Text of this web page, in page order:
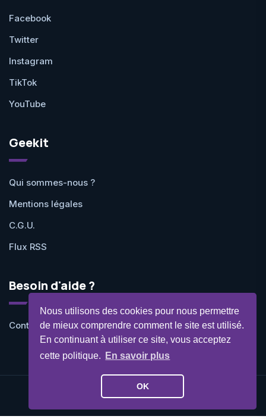
Nous utilisons des cookies pour nous permettre
de mieux comprendre comment le site est utilisé.
En continuant à utiliser ce site, vous acceptez
cette politique.
En savoir plus
OK
Facebook
Twitter
Instagram
TikTok
YouTube
Geekit
Qui sommes-nous ?
Mentions légales
C.G.U.
Flux RSS
Besoin d'aide ?
Contactez-nous
©Geekit 2026 - Tous droits réservés